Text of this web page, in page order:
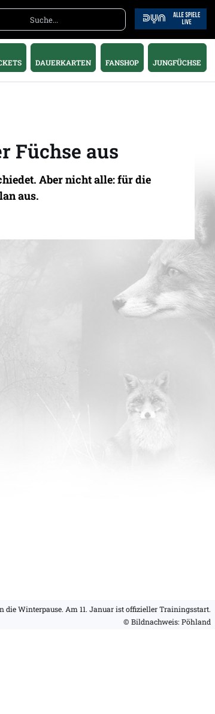
DAUERKARTEN FANSHOP JUNGFÜCHSE
Füchse aus
Aber nicht alle: für die
aus.
die Winterpause. Am 11. Januar ist offizieller Trainingsstart.
© Bildnachweis: Pöhland